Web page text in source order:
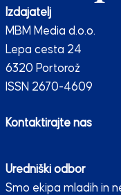
Izdajatelj
MBM Media d.o.o.
Lepa cesta 24
6320 Portorož
ISSN 2670-4609
Kontaktirajte nas
Uredniški odbor
Smo ekipa mladih in